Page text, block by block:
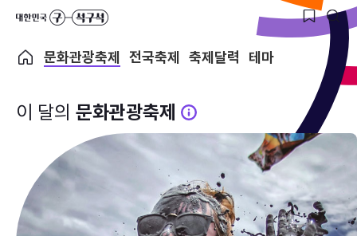
문화관광축제 전국축제 축제달력 테마
이 달의 문화관광축제